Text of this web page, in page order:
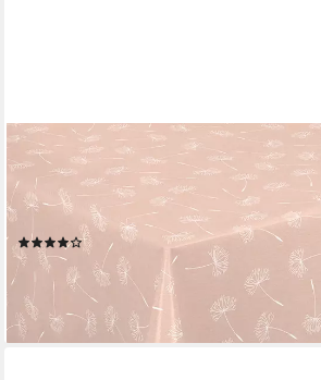
BEAUTEX
Tischdecke Wachstuchtischdecke
Paspelband, Motivwahl (1-tlg),
strapazierfähig,Basteln mit Kindern
(53)
ab 15,99 €
lieferbar - in 2-3 Werktagen bei dir
+15